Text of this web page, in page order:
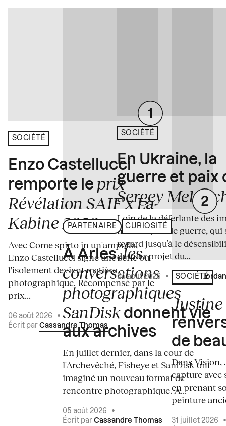
SOCIÉTÉ
Enzo Castellucci
remporte le prix
Révélation SAIF x La
Kabine 2026
Avec Come spirto in un'ampolla,
Enzo Castellucci signe une série où
l'isolement devient matière
photographique. Récompensé par le
prix...
06 août 2026
•
Écrit par Cassandre Thomas
PARTENAIRE CURIOSITÉ
À Arles,les
conversations
photographiques
SanDisk donnent vie
aux archives
En juillet dernier, dans la cour de
l'Archevêché, Fisheye et SanDisk ont
imaginé un nouveau format de
rencontre photographique. À...
05 août 2026
•
Écrit par Cassandre Thomas
SOCIÉTÉ
En Ukraine, la
guerre et paix
Sergey
Loin de la déferlante des
médiatiques de guerre, qui
regard jusqu’à le
dernier projet du...
04 août 2026 • Écrit par
SOCIÉTÉ
de
Dans
capture avec
en prenant
peinture
31 juillet 2026